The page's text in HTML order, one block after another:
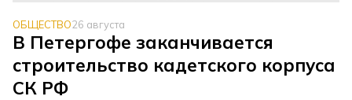
ОБЩЕСТВО26 августа
В Петергофе заканчивается
строительство кадетского корпуса
СК РФ